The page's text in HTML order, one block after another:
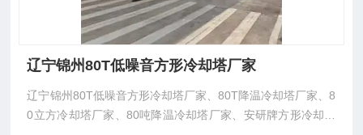
辽宁锦州80T低噪音方形冷却塔厂家
辽宁锦州80T低噪音方形冷却塔厂家、80T降温冷却塔厂家、8
0立方冷却塔厂家、80吨降温冷却塔厂家、安研牌方形冷却塔